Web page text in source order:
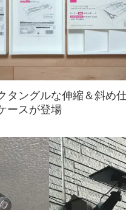
タングルな伸縮＆斜め
ースが登場